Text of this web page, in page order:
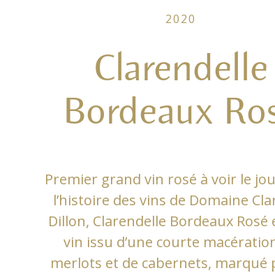
2020
Clarendelle
Bordeaux
Premier grand vin rosé à voir le
l’histoire des vins de Domaine
Dillon, Clarendelle Bordeaux Rosé
vin issu d’une courte
merlots et de cabernets, marqué